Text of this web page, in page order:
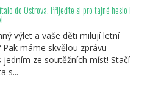
do Ostrova. Přijeďte si pro tajné heslo i
výlet a vaše děti milují letní
Pak máme skvělou zprávu –
ze soutěžních míst! Stačí
s...